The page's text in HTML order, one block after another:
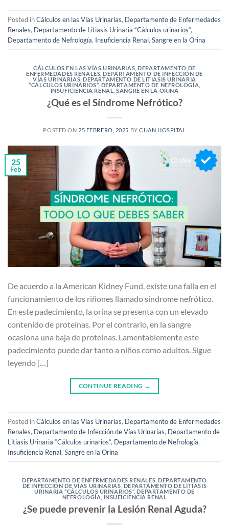
Posted inCálculos en las Vías Urinarias, Departamento de Enfermedades
Renales, Departamento de Litiasis Urinaria “Cálculos urinarios“,
Departamento de Nefrología, Insuficiencia Renal, Sangre en la Orina
CÁLCULOS EN LAS VÍAS URINARIAS ,DEPARTAMENTO DE
ENFERMEDADES RENALES ,DEPARTAMENTO DE INFECCIÓN DE
VÍAS URINARIAS ,DEPARTAMENTO DE LITIASIS URINARIA
“CÁLCULOS URINARIOS“, DEPARTAMENTO DE NEFROLOGÍA
INSUFICIENCIA RENAL ,SANGRE EN LA ORINA
¿Qué es el Síndrome Nefrótico?
POSTED ON 25 FEBRERO, 2025 BYCUAN HOSPITAL
25
Feb
De acuerdo a la American Kidney Fund, existe una falla en el
funcionamiento de los riñones llamado síndrome nefrótico.
En este padecimiento, la orina se presenta con un elevado
contenido de proteínas. Por el contrario, en la sangre
ocasiona una baja de proteínas. Lamentablemente este
padecimiento puede dar tanto a niños como adultos. Sigue
leyendo […]
CONTINUE READING →
Posted inCálculos en las Vías Urinarias, Departamento de Enfermedades
Renales, Departamento de Infección de Vías Urinarias, Departamento de
Litiasis Urinaria “Cálculos urinarios“, Departamento de Nefrología,
Insuficiencia Renal, Sangre en la Orina
DEPARTAMENTO DE ENFERMEDADES RENALES ,DEPARTAMENTO
DE INFECCIÓN DE VÍAS URINARIAS DEPARTAMENTO DE LITIASIS
URINARIA “CÁLCULOS URINARIOS“,DEPARTAMENTO DE
NEFROLOGÍA INSUFICIENCIA RENAL
¿Se puede prevenir la Lesión Renal Aguda?